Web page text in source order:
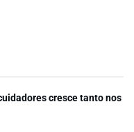
cresce tanto nos